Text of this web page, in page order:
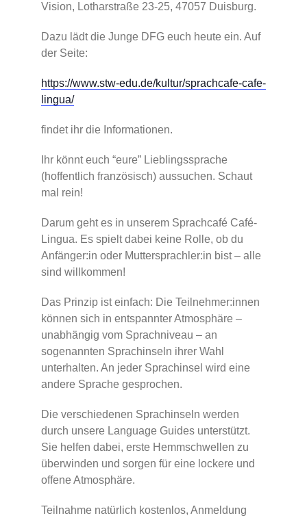
Vision, Lotharstraße 23-25, 47057 Duisburg.
Dazu lädt die Junge DFG euch heute ein. Auf
der Seite:
https://www.stw-edu.de/kultur/sprachcafe-cafe-
lingua/
findet ihr die Informationen.
Ihr könnt euch “eure” Lieblingssprache
(hoffentlich französisch) aussuchen. Schaut
mal rein!
Darum geht es in unserem Sprachcafé Café-
Lingua. Es spielt dabei keine Rolle, ob du
Anfänger:in oder Muttersprachler:in bist – alle
sind willkommen!
Das Prinzip ist einfach: Die Teilnehmer:innen
können sich in entspannter Atmosphäre –
unabhängig vom Sprachniveau – an
sogenannten Sprachinseln ihrer Wahl
unterhalten. An jeder Sprachinsel wird eine
andere Sprache gesprochen.
Die verschiedenen Sprachinseln werden
durch unsere Language Guides unterstützt.
Sie helfen dabei, erste Hemmschwellen zu
überwinden und sorgen für eine lockere und
offene Atmosphäre.
Teilnahme natürlich kostenlos, Anmeldung